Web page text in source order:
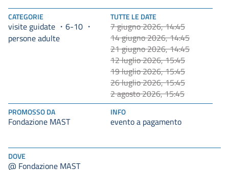
DOVE
@ Fondazione MAST
CATEGORIE
visite guidate
6-10
persone adulte
TUTTE LE DATE
7 giugno 2026, 14:45
14 giugno 2026, 14:45
21 giugno 2026, 14:45
12 luglio 2026, 15:45
19 luglio 2026, 15:45
26 luglio 2026, 15:45
2 agosto 2026, 15:45
PROMOSSO DA
Fondazione MAST
INFO
evento a pagamento